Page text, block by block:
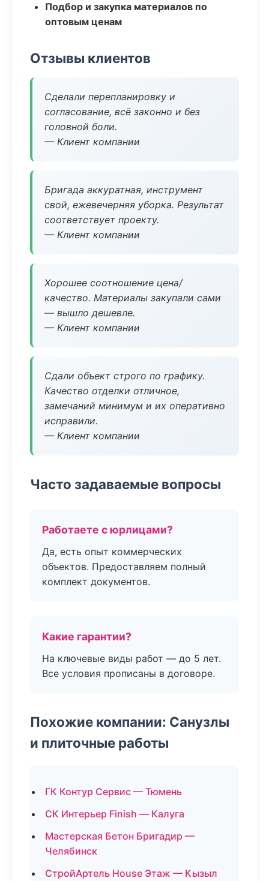
Подбор и закупка материалов по
оптовым ценам
Отзывы клиентов
Сделали перепланировку и
согласование, всё законно и без
головной боли.
— Клиент компании
Бригада аккуратная, инструмент
свой, ежевечерняя уборка. Результат
соответствует проекту.
— Клиент компании
Хорошее соотношение цена/
качество. Материалы закупали сами
— вышло дешевле.
— Клиент компании
Сдали объект строго по графику.
Качество отделки отличное,
замечаний минимум и их оперативно
исправили.
— Клиент компании
Часто задаваемые вопросы
Работаете с юрлицами?
Да, есть опыт коммерческих
объектов. Предоставляем полный
комплект документов.
Какие гарантии?
На ключевые виды работ — до 5 лет.
Все условия прописаны в договоре.
Похожие компании: Санузлы
и плиточные работы
ГК Контур Сервис — Тюмень
СК Интерьер Finish — Калуга
Мастерская Бетон Бригадир —
Челябинск
СтройАртель House Этаж — Кызыл